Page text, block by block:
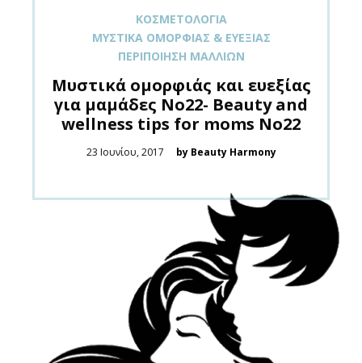
ΚΟΣΜΕΤΟΛΟΓΊΑ
ΜΥΣΤΙΚΆ ΟΜΟΡΦΙΆΣ & ΕΥΕΞΊΑΣ
ΠΕΡΙΠΟΊΗΣΗ ΜΑΛΛΙΏΝ
Mυστικά ομορφιάς και ευεξίας
για μαμάδες Νο22- Beauty and
wellness tips for moms No22
Posted
23 Ιουνίου, 2017 by Beauty Harmony